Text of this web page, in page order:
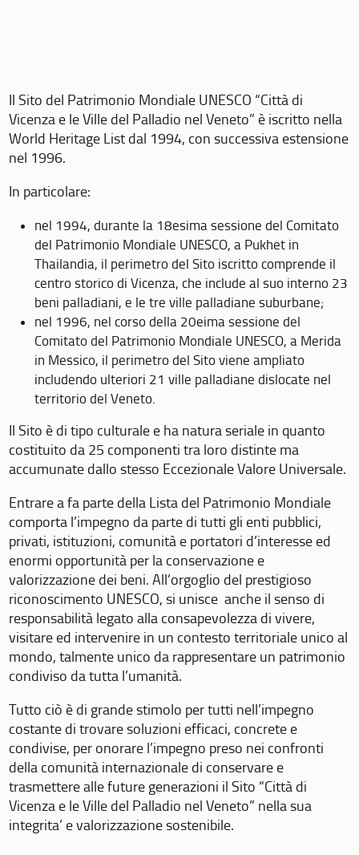
Il Sito del Patrimonio Mondiale UNESCO “Città di
Vicenza e le Ville del Palladio nel Veneto” è iscritto nella
World Heritage List dal 1994, con successiva estensione
nel 1996.
In particolare:
nel 1994, durante la 18esima sessione del Comitato
del Patrimonio Mondiale UNESCO, a Pukhet in
Thailandia, il perimetro del Sito iscritto comprende il
centro storico di Vicenza, che include al suo interno 23
beni palladiani, e le tre ville palladiane suburbane;
nel 1996, nel corso della 20eima sessione del
Comitato del Patrimonio Mondiale UNESCO, a Merida
in Messico, il perimetro del Sito viene ampliato
includendo ulteriori 21 ville palladiane dislocate nel
territorio del Veneto.
Il Sito è di tipo culturale e ha natura seriale in quanto
costituito da 25 componenti tra loro distinte ma
accumunate dallo stesso Eccezionale Valore Universale.
Entrare a fa parte della Lista del Patrimonio Mondiale
comporta l’impegno da parte di tutti gli enti pubblici,
privati, istituzioni, comunità e portatori d’interesse ed
enormi opportunità per la conservazione e
valorizzazione dei beni. All’orgoglio del prestigioso
riconoscimento UNESCO, si unisce anche il senso di
responsabilità legato alla consapevolezza di vivere,
visitare ed intervenire in un contesto territoriale unico al
mondo, talmente unico da rappresentare un patrimonio
condiviso da tutta l’umanità.
Tutto ciò è di grande stimolo per tutti nell’impegno
costante di trovare soluzioni efficaci, concrete e
condivise, per onorare l’impegno preso nei confronti
della comunità internazionale di conservare e
trasmettere alle future generazioni il Sito “Città di
Vicenza e le Ville del Palladio nel Veneto” nella sua
integrita’ e valorizzazione sostenibile.